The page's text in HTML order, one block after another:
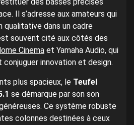
des basses précises
Il s’adresse aux amateurs qui
qualitative dans un cadre
souvent cité aux côtés des
Cinema et Yamaha Audio, qui
innovation et design.
plus spacieux, le Teufel
se démarque par son son
Ce système robuste
colonnes destinées à ceux